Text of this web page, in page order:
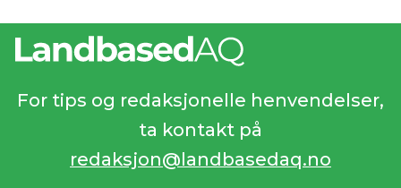
For tips og redaksjonelle henvendelser,
ta kontakt på
redaksjon@landbasedaq.no